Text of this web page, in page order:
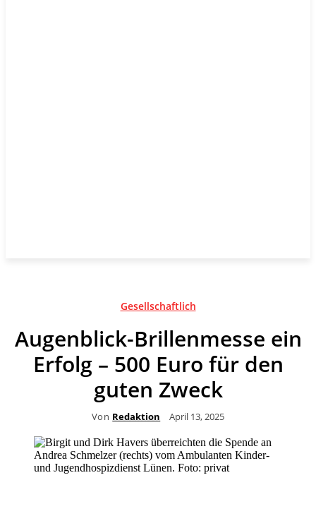
Gesellschaftlich
Augenblick-Brillenmesse ein
Erfolg – 500 Euro für den
guten Zweck
Von Redaktion April 13, 2025